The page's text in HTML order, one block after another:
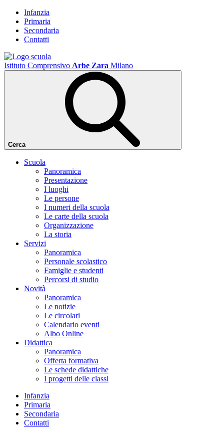
Infanzia
Primaria
Secondaria
Contatti
Istituto Comprensivo Arbe Zara Milano
Cerca
Scuola
Panoramica
Presentazione
I luoghi
Le persone
I numeri della scuola
Le carte della scuola
Organizzazione
La storia
Servizi
Panoramica
Personale scolastico
Famiglie e studenti
Percorsi di studio
Novità
Panoramica
Le notizie
Le circolari
Calendario eventi
Albo Online
Didattica
Panoramica
Offerta formativa
Le schede didattiche
I progetti delle classi
Infanzia
Primaria
Secondaria
Contatti